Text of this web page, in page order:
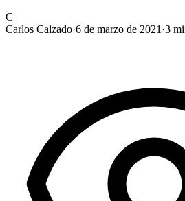
C
Carlos Calzado·6 de marzo de 2021 ·3